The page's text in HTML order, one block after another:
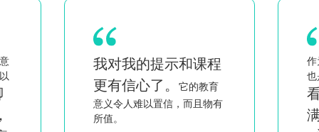
作为一对双胞胎的母亲，同时
也是一名黑人和同性恋女性，
看到像我一样的人充
满智慧和激情地讲课